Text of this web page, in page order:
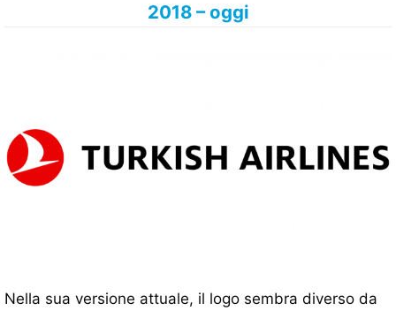
2018 – oggi
Nella sua versione attuale, il logo sembra diverso da